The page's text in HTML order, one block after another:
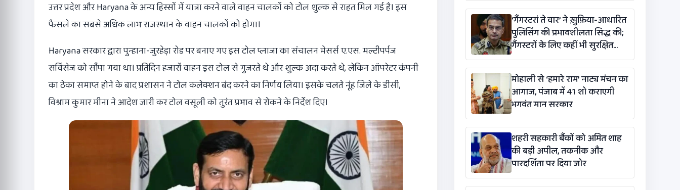
उत्तर प्रदेश और Haryana के अन्य हिस्सों में यात्रा करने वाले वाहन चालकों को टोल शुल्क से राहत मिल गई है। इस
फैसले का सबसे अधिक लाभ राजस्थान के वाहन चालकों को होगा।
Haryana सरकार द्वारा पुन्हाना-जुरहेड़ा रोड पर बनाए गए इस टोल प्लाजा का संचालन मेसर्स ए.एस. मल्टीपर्पज
सर्विसेज को सौंपा गया था। प्रतिदिन हजारों वाहन इस टोल से गुजरते थे और शुल्क अदा करते थे, लेकिन ऑपरेटर कंपनी
का ठेका समाप्त होने के बाद प्रशासन ने टोल कलेक्शन बंद करने का निर्णय लिया। इसके चलते नूंह जिले के डीसी,
विश्राम कुमार मीना ने आदेश जारी कर टोल वसूली को तुरंत प्रभाव से रोकने के निर्देश दिए।
‘गैंगस्टरां ते वार’ ने ख़ुफ़िया-आधारित
पुलिसिंग की प्रभावशीलता सिद्ध की;
गैंगस्टरों के लिए कहीं भी सुरक्षित
ठिकाना नहीं : DGP गौरव यादव
मोहाली से ‘हमारे राम’ नाट्य मंचन का
आगाज, पंजाब में 41 शो कराएगी
भगवंत मान सरकार
शहरी सहकारी बैंकों को अमित शाह
की बड़ी अपील, तकनीक और
पारदर्शिता पर दिया जोर